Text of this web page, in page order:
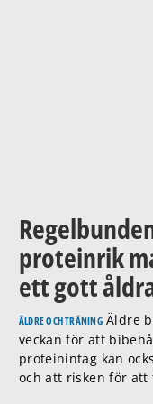
proteinrik
ett gott
ÄLDRE OCH TRÄNINGÄldre
veckan för att
proteinintag kan
och att risken för att